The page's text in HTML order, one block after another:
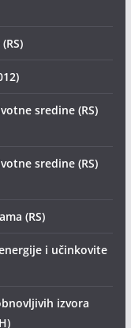
sredine (RS)
sredine (RS)
(RS)
i učinkovite
izvora